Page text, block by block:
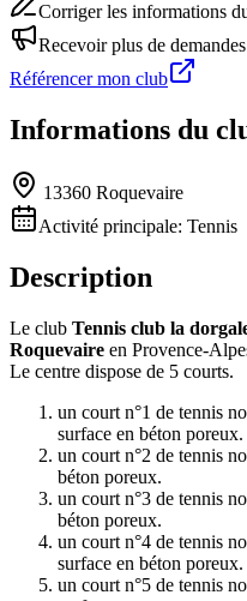
Corriger les informations
Recevoir plus de
Référencer mon club
Informations du
13360 Roquevaire
Activité principale: Tennis
Description
Le club Tennis club la
Roquevaire en Provence-
Le centre dispose de 5 courts.
un court n°1 de tennis
surface en béton poreux.
un court n°2 de tennis
béton poreux.
un court n°3 de tennis
béton poreux.
un court n°4 de tennis
surface en béton poreux.
un court n°5 de tennis